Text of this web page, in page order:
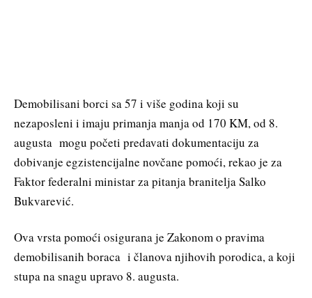
Demobilisani borci sa 57 i više godina koji su
nezaposleni i imaju primanja manja od 170 KM, od 8.
augusta mogu početi predavati dokumentaciju za
dobivanje egzistencijalne novčane pomoći, rekao je za
Faktor federalni ministar za pitanja branitelja Salko
Bukvarević.
Ova vrsta pomoći osigurana je Zakonom o pravima
demobilisanih boraca i članova njihovih porodica, a koji
stupa na snagu upravo 8. augusta.